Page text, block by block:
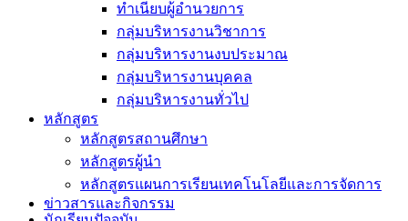
ทำเนียบผู้อำนวยการ
กลุ่มบริหารงานวิชาการ
กลุ่มบริหารงานงบประมาณ
กลุ่มบริหารงานบุคคล
กลุ่มบริหารงานทั่วไป
หลักสูตร
หลักสูตรสถานศึกษา
หลักสูตรผู้นำ
หลักสูตรแผนการเรียนเทคโนโลยีและการจัดการ
ข่าวสารและกิจกรรม